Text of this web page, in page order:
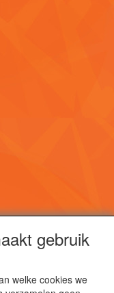
gebruik
welke cookies we